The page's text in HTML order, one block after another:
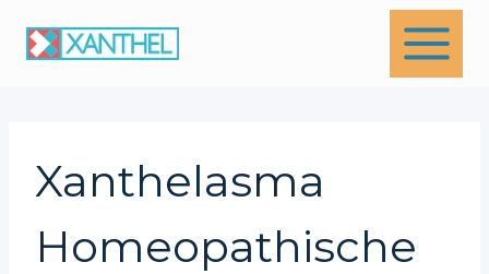
Xanthelasma
Homeopathische